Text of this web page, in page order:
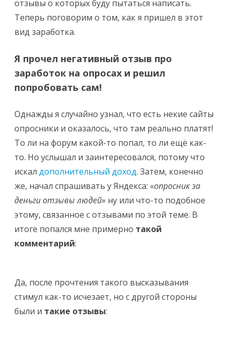
отзывы о которых буду пытаться написать.
Теперь поговорим о том, как я пришел в этот
вид заработка.
Я прочел негативный отзыв про
заработок на опросах и решил
попробовать сам!
Однажды я случайно узнал, что есть некие сайты
опросники и оказалось, что там реально платят!
То ли на форум какой-то попал, то ли ещё как-
то. Но услышал и заинтересовался, потому что
искал дополнительный доход. Затем, конечно
же, начал спрашивать у Яндекса: «опросник за
деньги отзывы людей» ну или что-то подобное
этому, связанное с отзывами по этой теме. В
итоге попался мне примерно такой
комментарий:
Да, после прочтения такого высказывания
стимул как-то исчезает, но с другой стороны
были и такие отзывы: